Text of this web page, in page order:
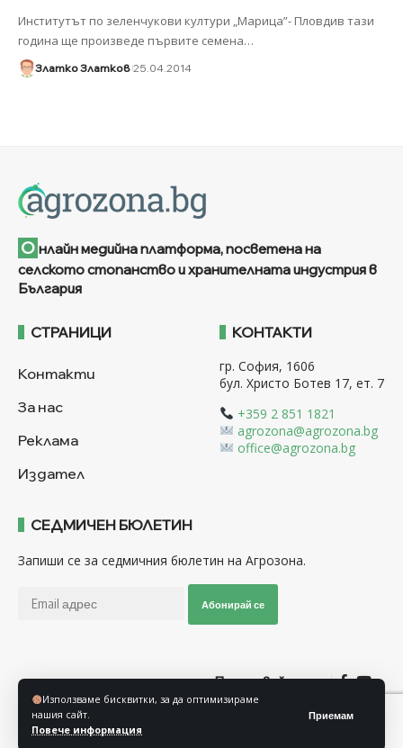
Използваме бисквитки, за да оптимизираме
нашия сайт.
Повече информация
Приемам
Институтът по зеленчукови култури „Марица”- Пловдив тази
година ще произведе първите семена…
Златко Златков 25.04.2014
О нлайн медийна платформа, посветена на
селското стопанство и хранителната индустрия в
България
СТРАНИЦИ
Контакти
За нас
Реклама
Издател
КОНТАКТИ
гр. София, 1606
бул. Христо Ботев 17, ет. 7
+359 2 851 1821
agrozona@agrozona.bg
office@agrozona.bg
СЕДМИЧЕН БЮЛЕТИН
Запиши се за седмичния бюлетин на Агрозона.
Абонирай се
Последвайте ни
Общи условия
Политика за използване на “Бисквитки”